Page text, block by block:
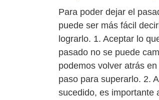
Para poder dejar el
puede ser más fácil
lograrlo. 1. Aceptar lo
pasado no se puede
podemos volver atrás
paso para superarlo. 2.
sucedido, es importante